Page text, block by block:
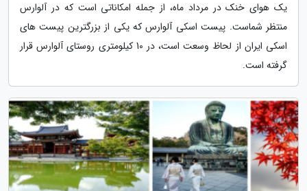
یک هوای خنک در مرداد ماه، از جمله امکاناتی است که در آلوارس
منتظر شماست. پیست اسکی آلوارس که یکی از بزرگترین پیست های
اسکی ایران از لحاظ وسعت است، در 10 کیلومتری روستای آلوارس قرار
گرفته است.